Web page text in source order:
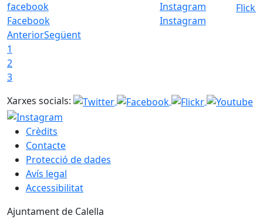
Facebook Instagram
Flickr
AnteriorSegüent
1
2
3
Xarxes socials:
Crèdits
Contacte
Protecció de dades
Avís legal
Accessibilitat
Ajuntament de Calella